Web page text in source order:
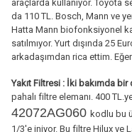
araçlarda kullanıyor. Toyota
da 110 TL. Bosch, Mann ve
Hatta Mann biofonksiyonel
satılmıyor. Yurt dışında 25
arkadaşımdan rica ettim.
Yakıt Filtresi : İki bakımda bir
pahalı filtre elemanı. 400
42072AG060 kodlu bu
1/3'e iniyor. Bu filtre Hilux ve